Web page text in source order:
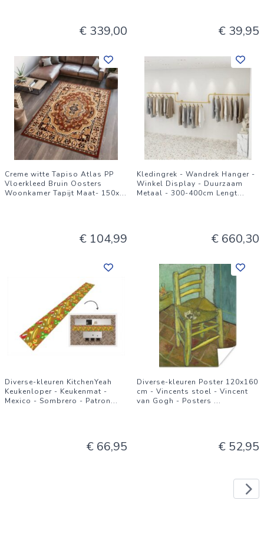
€ 339,00 € 39,95
Creme witte Tapiso Atlas PP
Vloerkleed Bruin Oosters
Woonkamer Tapijt Maat- 150x...
€ 104,99
Kledingrek - Wandrek Hanger -
Winkel Display - Duurzaam
Metaal - 300-400cm Lengt...
€ 660,30
Diverse-kleuren KitchenYeah
Keukenloper - Keukenmat -
Mexico - Sombrero - Patron...
€ 66,95
Diverse-kleuren Poster 120x160
cm - Vincents stoel - Vincent
van Gogh - Posters ...
€ 52,95